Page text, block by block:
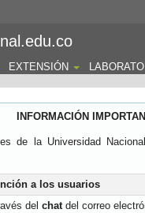
EXTENSIÓN
INFORMACIÓN
de la Universidad
a los usuarios
del chatdel correo